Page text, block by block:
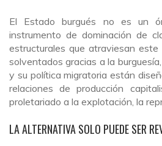
El Estado burgués no es un
instrumento de dominación de
estructurales que atraviesan
solventados gracias a la
y su política migratoria están
relaciones de producción
proletariado a la explotación, la
LA ALTERNATIVA SOLO PUEDE SER